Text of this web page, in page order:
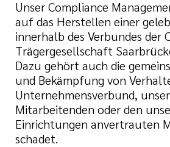
und zentrale
Meilensteine
Care
und FAQs
und
Unser Compliance
auf das Herstellen einer
innerhalb des Verbundes der
Trägergesellschaft
Dazu gehört auch die
und Bekämpfung von
Unternehmensverbund,
Mitarbeitenden oder den
Einrichtungen anvertrauten
schadet.